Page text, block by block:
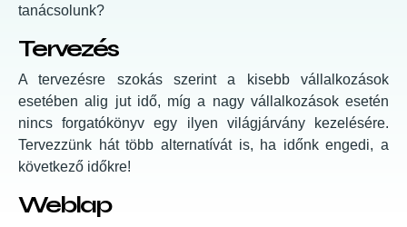
tanácsolunk?
Tervezés
A tervezésre szokás szerint a kisebb vállalkozások
esetében alig jut idő, míg a nagy vállalkozások esetén
nincs forgatókönyv egy ilyen világjárvány kezelésére.
Tervezzünk hát több alternatívát is, ha időnk engedi, a
következő időkre!
Weblap